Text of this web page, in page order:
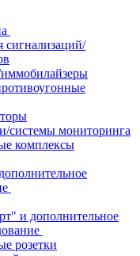
сигнализаций/
системы мониторинга
комплексы
и дополнительное
розетки